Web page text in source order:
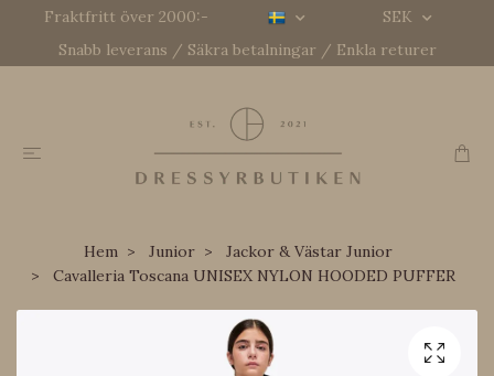
Fraktfritt över 2000:-
SEK
Snabb leverans / Säkra betalningar / Enkla returer
Hem Junior
Jackor & Västar Junior
Cavalleria Toscana UNISEX NYLON HOODED PUFFER